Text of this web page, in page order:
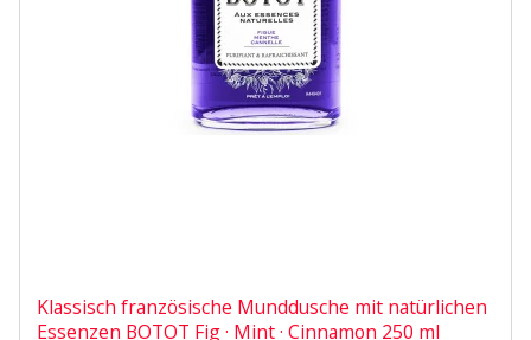
Klassisch französische Munddusche mit natürlichen
Essenzen BOTOT Fig · Mint · Cinnamon 250 ml